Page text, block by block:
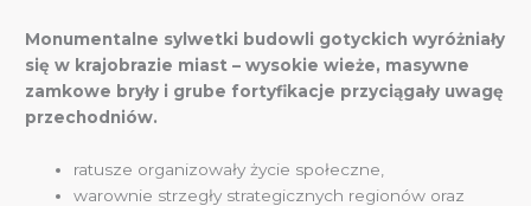
Monumentalne sylwetki budowli gotyckich wyróżniały
się w krajobrazie miast – wysokie wieże, masywne
zamkowe bryły i grube fortyfikacje przyciągały uwagę
przechodniów.
ratusze organizowały życie społeczne,
warownie strzegły strategicznych regionów oraz